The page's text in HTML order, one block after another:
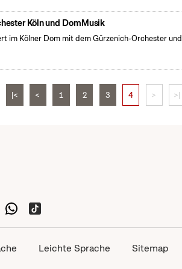
Köln und DomMusik
im Kölner Dom mit dem Gürzenich-Orchester und
|< < 1 2 3 4 > >|
Leichte Sprache Sitemap